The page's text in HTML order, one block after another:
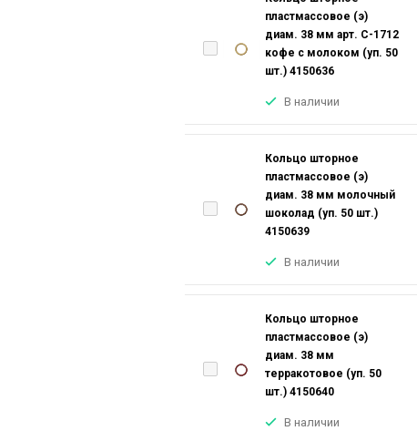
пластмассовое (э)
диам. 38 мм арт. С-1712
кофе с молоком (уп. 50
шт.) 4150636
В наличии
Кольцо шторное
пластмассовое (э)
диам. 38 мм молочный
шоколад (уп. 50 шт.)
4150639
В наличии
Кольцо шторное
пластмассовое (э)
диам. 38 мм
терракотовое (уп. 50
шт.) 4150640
В наличии